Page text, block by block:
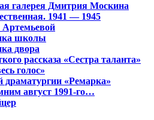
галерея Дмитрия Москина
1941 — 1945
Артемьевой
школы
двора
рассказа «Сестра таланта»
голос»
драматургии «Ремарка»
август 1991-го…